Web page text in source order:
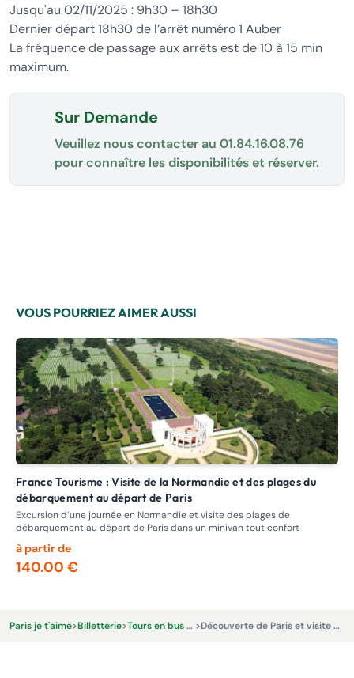
Jusqu'au 02/11/2025 : 9h30 – 18h30
Dernier départ 18h30 de l’arrêt numéro 1 Auber
La fréquence de passage aux arrêts est de 10 à 15 min
maximum.
Sur Demande
Veuillez nous contacter au 01.84.16.08.76
pour connaître les disponibilités et réserver.
VOUS POURRIEZ AIMER AUSSI
France Tourisme : Visite de la Normandie et des plages du
débarquement au départ de Paris
Excursion d’une journée en Normandie et visite des plages de
débarquement au départ de Paris dans un minivan tout confort
à partir de
140.00 €
Paris je t'aime>Billetterie> Tours en bus et Excursions > Découverte de Paris et visite de Versailles avec Tootbus